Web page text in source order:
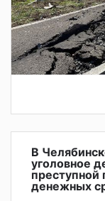
В
уголовное
преступной
денежных